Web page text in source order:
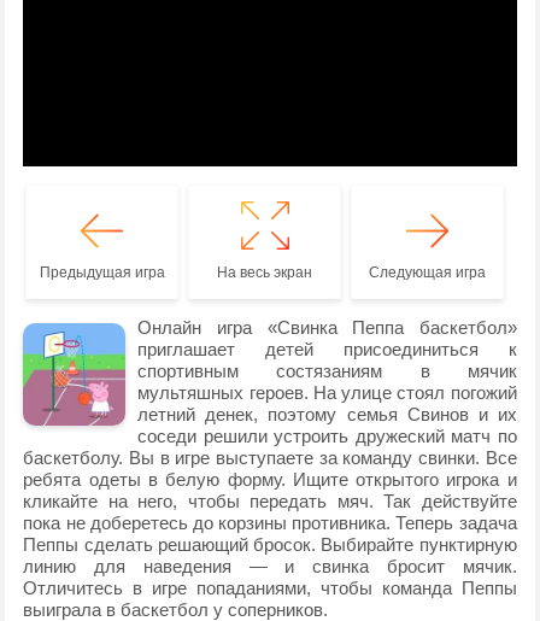
Предыдущая игра На весь экран Следующая игра
Онлайн игра «Свинка Пеппа баскетбол»
приглашает детей присоединиться к
спортивным состязаниям в мячик
мультяшных героев. На улице стоял погожий
летний денек, поэтому семья Свинов и их
соседи решили устроить дружеский матч по
баскетболу. Вы в игре выступаете за команду свинки. Все
ребята одеты в белую форму. Ищите открытого игрока и
кликайте на него, чтобы передать мяч. Так действуйте
пока не доберетесь до корзины противника. Теперь задача
Пеппы сделать решающий бросок. Выбирайте пунктирную
линию для наведения — и свинка бросит мячик.
Отличитесь в игре попаданиями, чтобы команда Пеппы
выиграла в баскетбол у соперников.